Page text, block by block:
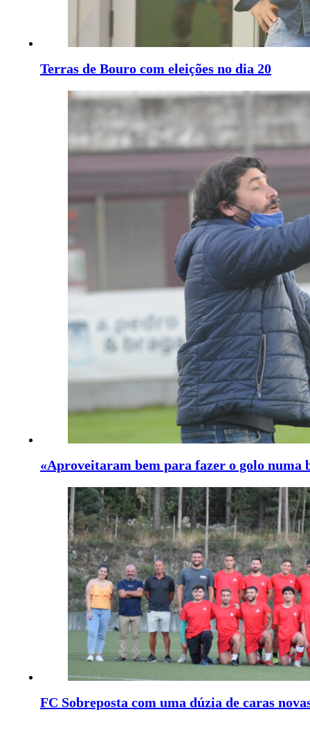
Terras de Bouro com eleições no dia 20
«Aproveitaram bem para fazer o golo numa
FC Sobreposta com uma dúzia de caras